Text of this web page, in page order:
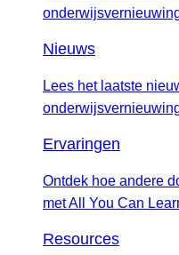
Nieuws
Lees het laatste
Ervaringen
Ontdek hoe andere
met All You Can
Resources